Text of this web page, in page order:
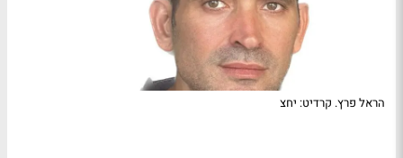
הראל פרץ. קרדיט: יחצ